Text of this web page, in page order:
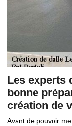
Les experts
bonne
création de
Avant de pouvoir